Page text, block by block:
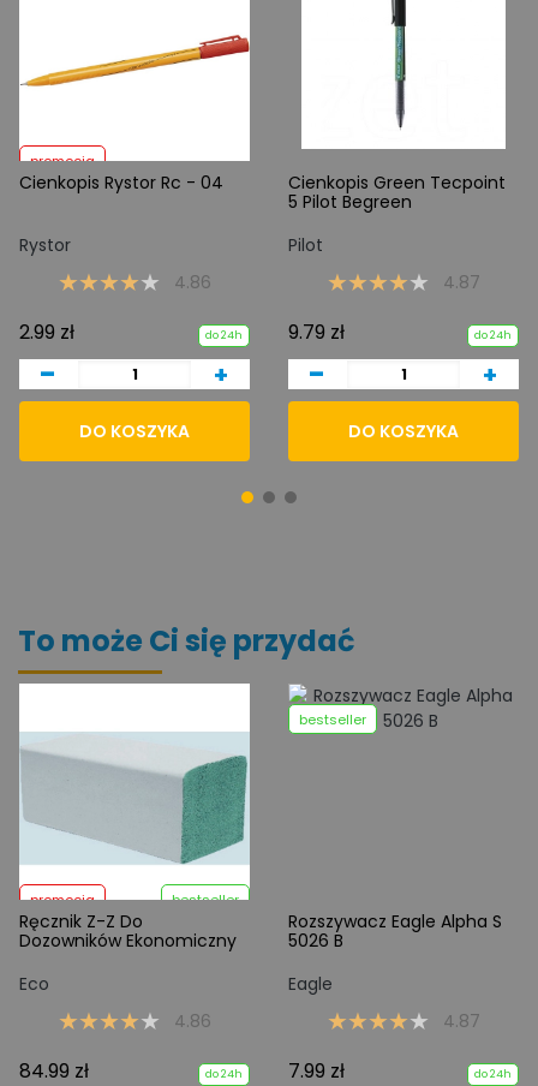
promocja
Cienkopis Rystor Rc - 04
Rystor
4.86
2.99 zł do 24h
- +
DO KOSZYKA
Cienkopis Green Tecpoint
5 Pilot Begreen
Pilot
4.87
9.79 zł do 24h
- +
DO KOSZYKA
To może Ci się przydać
promocja bestseller
Ręcznik Z-Z Do
Dozowników Ekonomiczny
Eco
4.86
84.99 zł do 24h
bestseller
Rozszywacz Eagle Alpha S
5026 B
Eagle
4.87
7.99 zł do 24h